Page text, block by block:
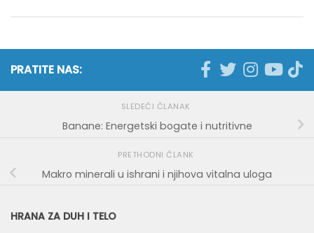
PRATITE NAS:
SLEDEĆI ČLANAK
Banane: Energetski bogate i nutritivne
PRETHODNI ČLANK
Makro minerali u ishrani i njihova vitalna uloga
HRANA ZA DUH I TELO